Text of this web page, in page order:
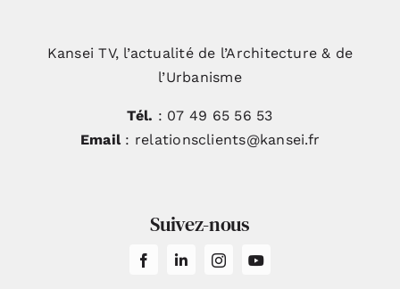
Kansei TV, l’actualité de l’Architecture & de
l’Urbanisme
Tél. : 07 49 65 56 53
Email: relationsclients@kansei.fr
Suivez-nous